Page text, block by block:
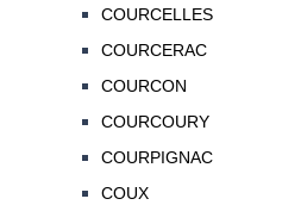
COURCELLES
COURCERAC
COURCON
COURCOURY
COURPIGNAC
COUX